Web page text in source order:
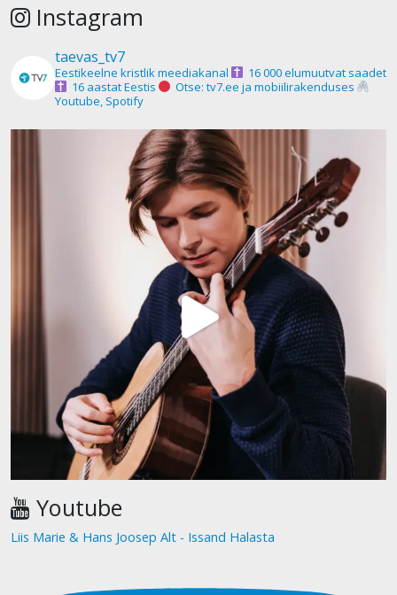
Instagram
taevas_tv7
Eestikeelne kristlik meediakanal
16 000 elumuutvat saadet
16 aastat Eestis
Otse: tv7.ee ja mobiilirakenduses
Youtube, Spotify
Youtube
Liis Marie & Hans Joosep Alt - Issand Halasta